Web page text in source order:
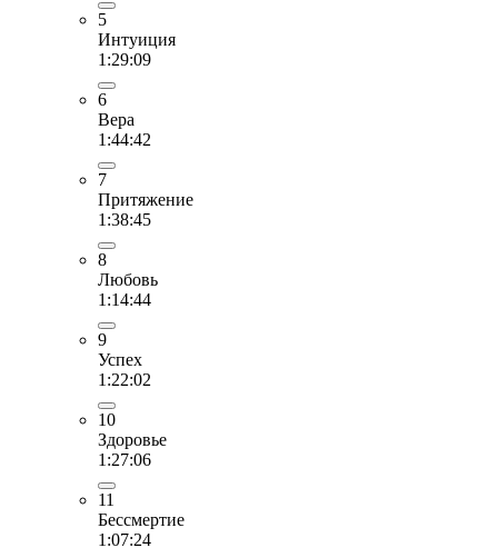
5
Интуиция
1:29:09
6
Вера
1:44:42
7
Притяжение
1:38:45
8
Любовь
1:14:44
9
Успех
1:22:02
10
Здоровье
1:27:06
11
Бессмертие
1:07:24